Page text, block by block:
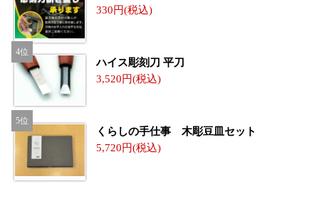
330
ハイス彫刻刀 平刀
3,520
くらしの手仕事 木彫豆皿セット
5,720